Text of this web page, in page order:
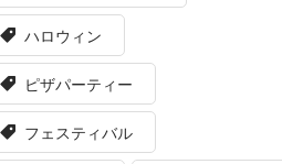
ハロウィン
ピザパーティー
フェスティバル